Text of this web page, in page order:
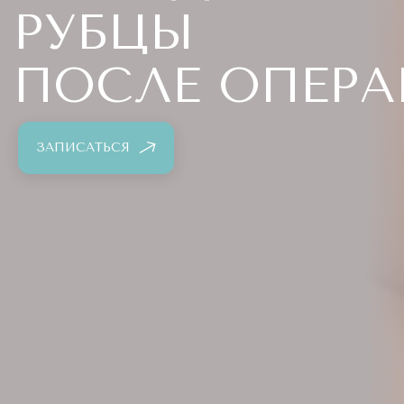
РУБЦЫ
ПОСЛЕ
ЗАПИСАТЬСЯ